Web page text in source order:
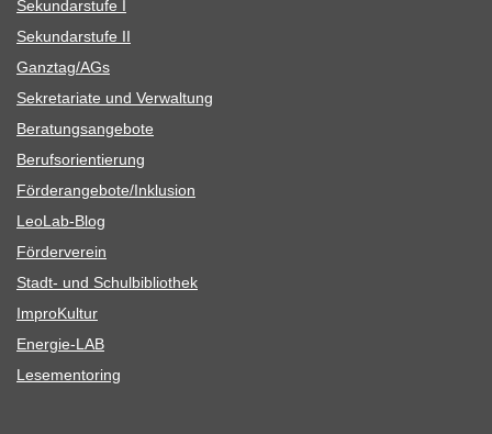
Sekun­dar­stufe I
Sekun­dar­stufe II
Ganztag/​​AGs
Sekre­ta­riate und Verwaltung
Bera­tungs­an­ge­bote
Berufs­ori­en­tie­rung
Förderangebote/​​Inklusion
Leo­Lab-Blog
För­der­ver­ein
Stadt- und Schulbibliothek
Impro­Kul­tur
Ener­­gie-LAB
Lese­men­to­ring